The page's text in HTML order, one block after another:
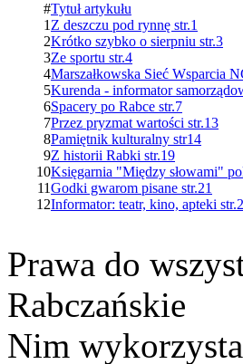
#Tytuł artykułu
1 Z deszczu pod rynnę str.1
2Krótko szybko o sierpniu str.3
3Ze sportu str.4
4Marszałkowska Sieć Wsparcia
5Kurenda - informator
6Spacery po Rabce str.7
7Przez pryzmat wartości str.13
8Pamiętnik kulturalny str14
9Z historii Rabki str.19
10Księgarnia "Między słowami"
11Godki gwarom pisane str.21
12Informator: teatr, kino, apteki
Prawa do
Rabczańskie
Nim